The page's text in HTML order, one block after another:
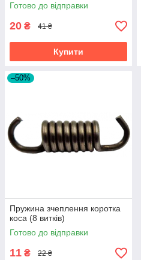
Готово до відправки
20 ₴ 41 ₴
Купити
–50%
Пружина зчеплення коротка
коса (8 витків)
Готово до відправки
11 ₴ 22 ₴